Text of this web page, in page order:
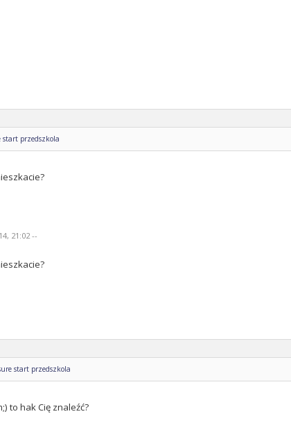
przedszkola
21:02 --
start przedszkola
to hak Cię znaleźć?